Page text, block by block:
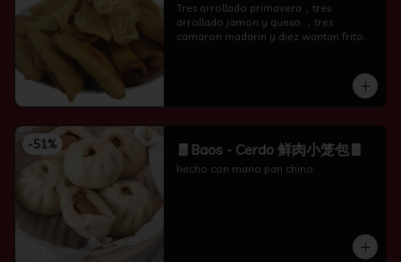
Tres arrollado primavera，tres
arrollado jamon y queso ，tres
camaron madarin y diez wantan frito.
-51% 🧧Baos - Cerdo 鲜肉小笼包🧧
hecho con mano pan chino